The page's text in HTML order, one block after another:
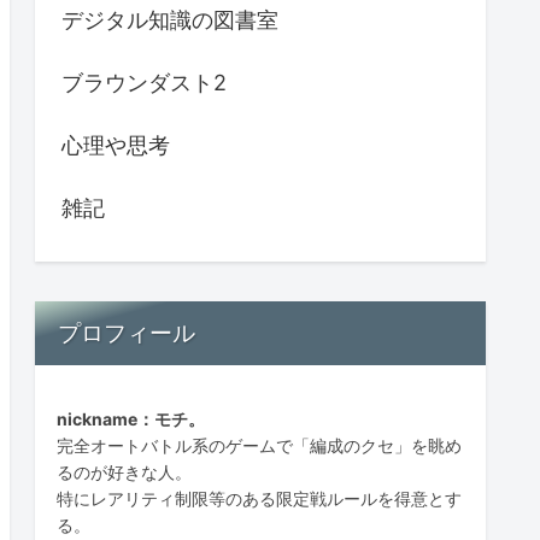
デジタル知識の図書室
ブラウンダスト2
心理や思考
雑記
プロフィール
nickname：モチ。
完全オートバトル系のゲームで「編成のクセ」を眺め
るのが好きな人。
特にレアリティ制限等のある限定戦ルールを得意とす
る。